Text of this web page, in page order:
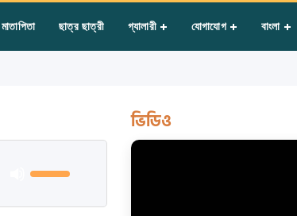
মাতাপিতা ছাত্র ছাত্রী গ্যালারী যোগাযোগ বাংলা
বা
ভিডিও